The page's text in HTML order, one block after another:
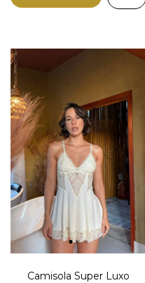
Camisola Super Luxo